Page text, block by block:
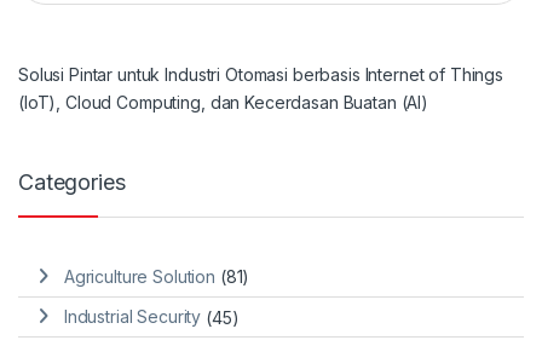
Solusi Pintar untuk Industri Otomasi berbasis Internet of Things
(IoT), Cloud Computing, dan Kecerdasan Buatan (AI)
Categories
Agriculture Solution (81)
Industrial Security (45)